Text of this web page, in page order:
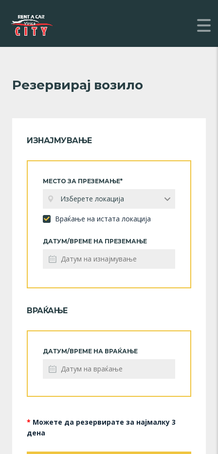
Резервирај возило
ИЗНАЈМУВАЊЕ
МЕСТО ЗА ПРЕЗЕМАЊЕ*
Изберете локација
Враќање на истата локација
ДАТУМ/ВРЕМЕ НА ПРЕЗЕМАЊЕ
ВРАЌАЊЕ
ДАТУМ/ВРЕМЕ НА ВРАЌАЊЕ
* Можете да резервирате за најмалку 3
дена